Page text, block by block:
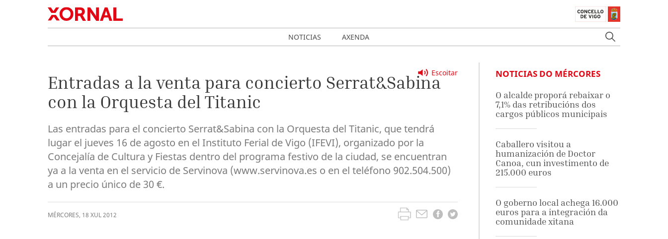
NOTICIAS AXENDA
Escoitar
Entradas a la venta para concierto Serrat&Sabina
con la Orquesta del Titanic
Las entradas para el concierto Serrat&Sabina con la Orquesta del Titanic, que tendrá
lugar el jueves 16 de agosto en el Instituto Ferial de Vigo (IFEVI), organizado por la
Concejalía de Cultura y Fiestas dentro del programa festivo de la ciudad, se encuentran
ya a la venta en el servicio de Servinova (www.servinova.es o en el teléfono 902.504.500)
a un precio único de 30 €.
MÉRCORES, 18 XUL2012
NOTICIAS DO MÉRCORES
O alcalde proporá rebaixar o
7,1% das retribucións dos
cargos públicos municipais
Caballero visitou a
humanización de Doctor
Canoa, cun investimento de
215.000 euros
O goberno local achega 16.000
euros para a integración da
comunidade xitana